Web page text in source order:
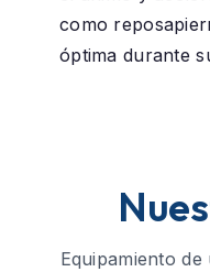
como
óptima durante
Equipamiento